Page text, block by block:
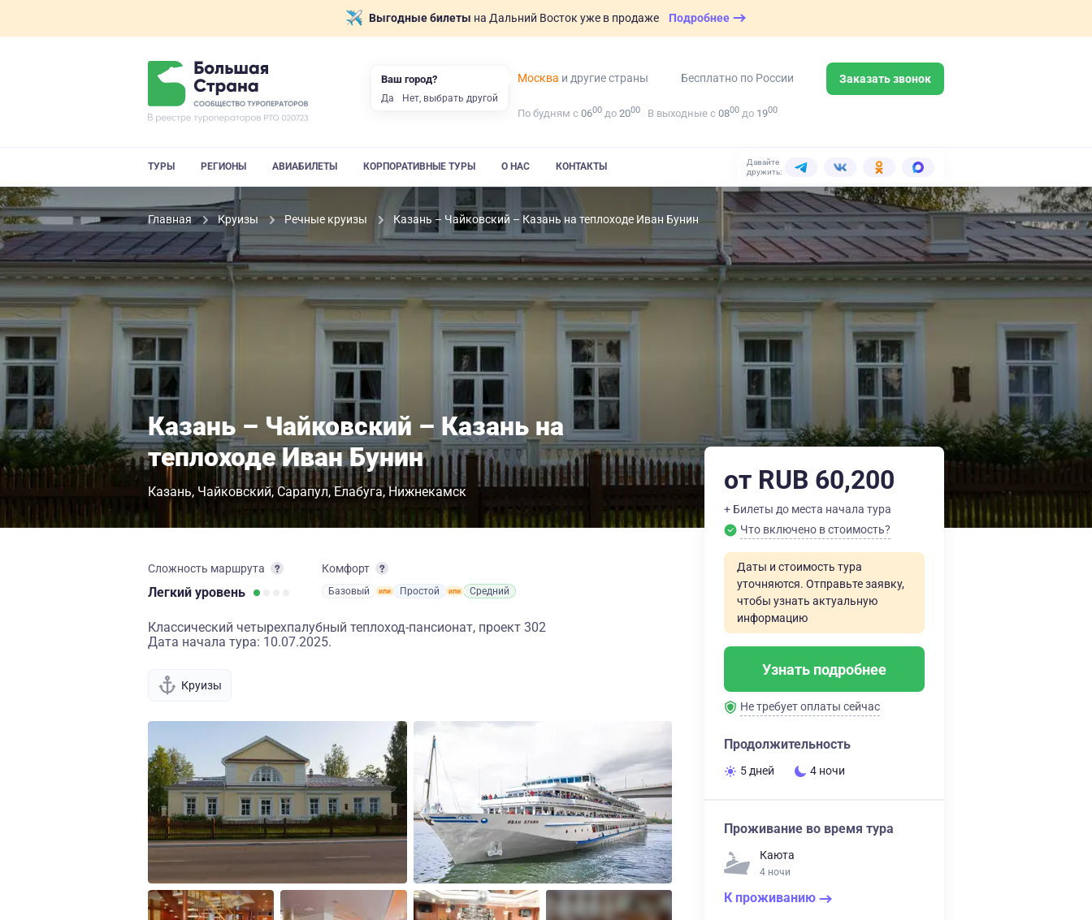
Выгодные билеты на Дальний Восток уже в продаже Подробнее
Москва и другие страны Бесплатно по России Заказать звонок
По будням с 0600 до 2000 В выходные с 0800 до 1900
ТУРЫ РЕГИОНЫ АВИАБИЛЕТЫ КОРПОРАТИВНЫЕ ТУРЫ О НАС КОНТАКТЫ
Давайте
дружить:
Главная Круизы Речные круизы Казань – Чайковский – Казань на теплоходе Иван Бунин
Казань – Чайковский – Казань на
теплоходе Иван Бунин
Казань Чайковский Сарапул Елабуга Нижнекамск
Сложность маршрута
Легкий уровень
Комфорт
Базовый Простой Средний
Классический четырехпалубный теплоход-пансионат, проект 302
Дата начала тура: 10.07.2025.
Круизы
от RUB 60,200
+ Билеты до места начала тура
Что включено в стоимость?
Даты и стоимость тура
уточняются. Отправьте заявку,
чтобы узнать актуальную
информацию
Узнать подробнее
Не требует оплаты сейчас
Продолжительность
5 дней 4 ночи
Проживание во время тура
Каюта
4 ночи
К проживанию
Ваш город?
Да Нет, выбрать другой